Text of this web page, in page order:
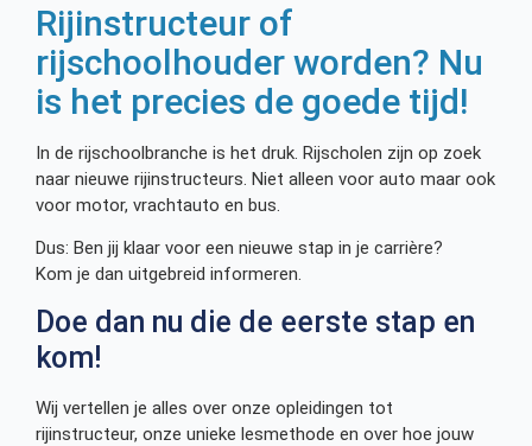
Rijinstructeur of
rijschoolhouder worden? Nu
is het precies de goede tijd!
In de rijschoolbranche is het druk. Rijscholen zijn op zoek
naar nieuwe rijinstructeurs. Niet alleen voor auto maar ook
voor motor, vrachtauto en bus.
Dus: Ben jij klaar voor een nieuwe stap in je carrière?
Kom je dan uitgebreid informeren.
Doe dan nu die de eerste stap en
kom!
Wij vertellen je alles over onze opleidingen tot
rijinstructeur, onze unieke lesmethode en over hoe jouw